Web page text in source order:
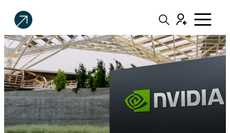
Sijoittaja.fi
Tee
parempia
sijoituspäätöksiä